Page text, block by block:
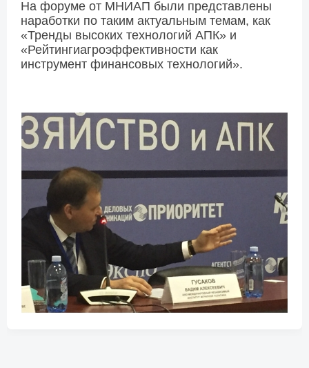
На форуме от МНИАП были представлены
наработки по таким актуальным темам, как
«Тренды высоких технологий АПК» и
«Рейтингиагроэффективности как
инструмент финансовых технологий».